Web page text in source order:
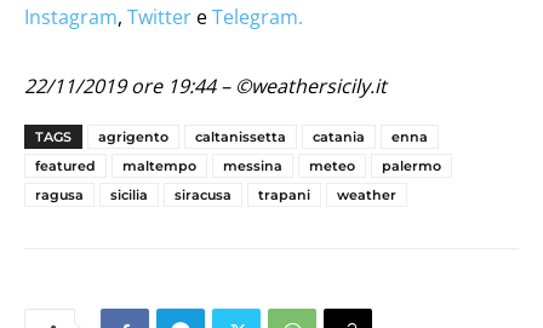
Instagram, Twitter eTelegram.
22/11/2019 ore 19:44 – ©weathersicily.it
TAGS agrigento caltanissetta catania
enna
featured
maltempo messina meteo
palermo
ragusa
sicilia siracusa trapani weather